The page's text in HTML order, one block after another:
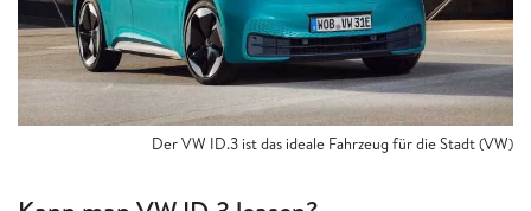
Der VW ID.3 ist das ideale Fahrzeug für die Stadt (VW)